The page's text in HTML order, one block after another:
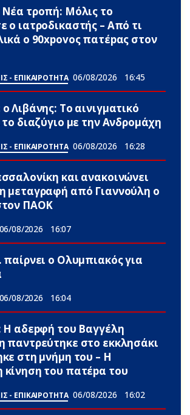
τροπή: Μόλις το
ο ιατροδικαστής – Από τι
ο 90xpovoς πατέpας στον
- ΕΠΙΚΑΙΡΟΤΗΤΑ 06/08/2026 16:45
Λιβάνης: To αινιγματικό
διαζύγιο με την Ανδρομάχη
- ΕΠΙΚΑΙΡΟΤΗΤΑ 06/08/2026 16:28
και ανακοινώνει
μεταγραφή από Γιαννούλη ο
ΠΑΟΚ
06/08/2026 16:07
ο Ολυμπιακός για
06/08/2026 16:04
Η αδεpφή του Βαγγέλη
παντρεύτηκε στο εκκλησάκι
στη μνήμη του – Η
του πατέpα του
- ΕΠΙΚΑΙΡΟΤΗΤΑ 06/08/2026 16:02